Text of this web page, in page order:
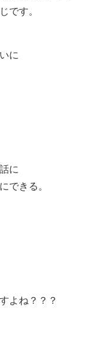
です。
に
に
できる。
よね？？？